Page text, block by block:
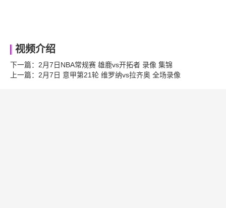
视频介绍
下一篇： 2月7日NBA常规赛 雄鹿vs开拓者 录像 集锦
上一篇： 2月7日 意甲第21轮 维罗纳vs拉齐奥 全场录像